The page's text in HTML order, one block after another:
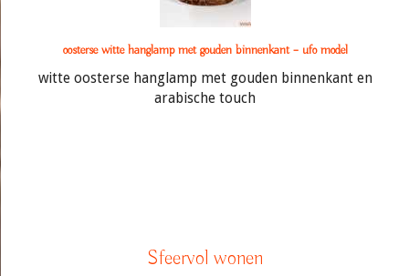
oosterse witte hanglamp met gouden binnenkant – ufo model
witte oosterse hanglamp met gouden binnenkant en
arabische touch
Sfeervol wonen